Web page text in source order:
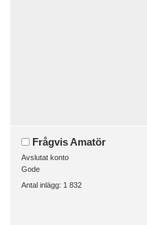
Frågvis Amatör
Avslutat konto
Gode
Antal inlägg: 1 832